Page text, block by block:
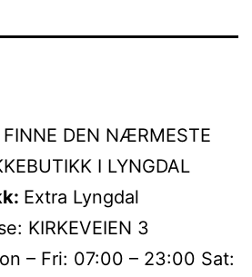
DEN NÆRMESTE
I LYNGDAL
Extra Lyngdal
KIRKEVEIEN 3
– Fri: 07:00 – 23:00 Sat: